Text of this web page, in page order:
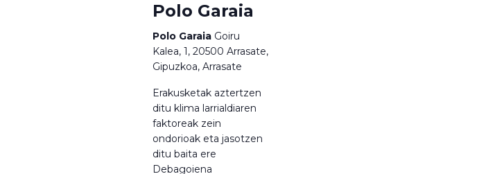
Polo Garaia
Polo Garaia Goiru
Kalea, 1, 20500 Arrasate,
Gipuzkoa, Arrasate
Erakusketak aztertzen
ditu klima larrialdiaren
faktoreak zein
ondorioak eta jasotzen
ditu baita ere
Debagoiena